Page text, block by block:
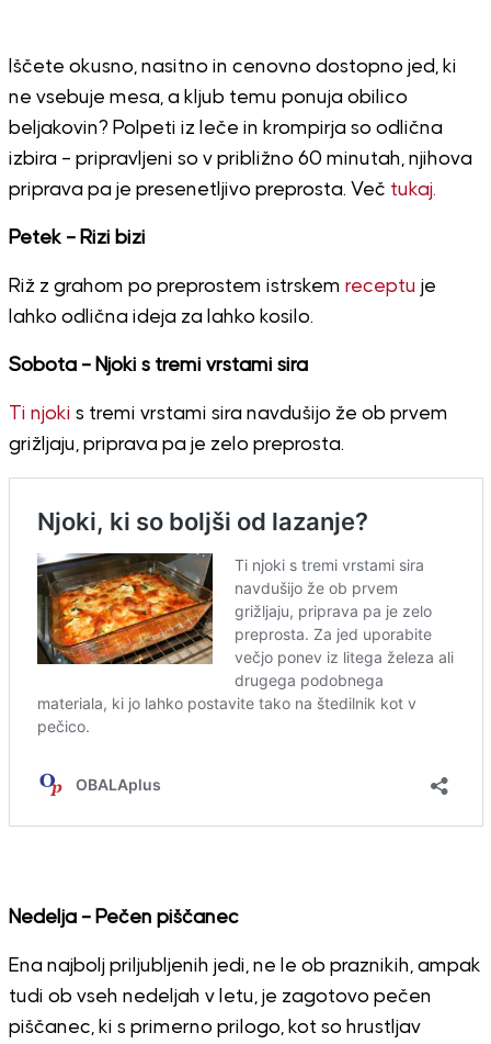
Iščete okusno, nasitno in cenovno dostopno jed, ki
ne vsebuje mesa, a kljub temu ponuja obilico
beljakovin? Polpeti iz leče in krompirja so odlična
izbira – pripravljeni so v približno 60 minutah, njihova
priprava pa je presenetljivo preprosta. Več tukaj.
Petek – Rizi bizi
Riž z grahom po preprostem istrskem receptu je
lahko odlična ideja za lahko kosilo.
Sobota – Njoki s tremi vrstami sira
Ti njoki s tremi vrstami sira navdušijo že ob prvem
grižljaju, priprava pa je zelo preprosta.
Nedelja – Pečen piščanec
Ena najbolj priljubljenih jedi, ne le ob praznikih, ampak
tudi ob vseh nedeljah v letu, je zagotovo pečen
piščanec, ki s primerno prilogo, kot so hrustljav